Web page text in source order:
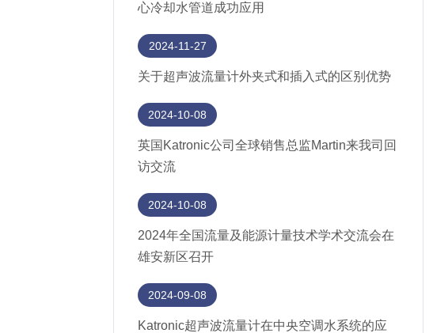
心冷却水管道成功应用
2024-11-27
关于超声波流量计外夹式和插入式的区别优势
2024-10-08
英国Katronic公司全球销售总监Martin来我司回
访交流
2024-10-08
2024年全国流量及能源计量技术学术交流会在
雄安新区召开
2024-09-08
Katronic超声波流量计在中央空调水系统的应